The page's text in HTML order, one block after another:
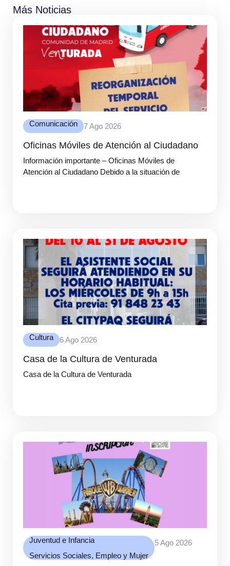
Más Noticias
Comunicación 7 Ago 2026
Oficinas Móviles de Atención al Ciudadano
Información importante – Oficinas Móviles de
Atención al Ciudadano Debido a la situación de
Cultura 6 Ago 2026
Casa de la Cultura de Venturada
Casa de la Cultura de Venturada
Juventud e Infancia
Servicios Sociales, Empleo y Mujer
5 Ago 2026